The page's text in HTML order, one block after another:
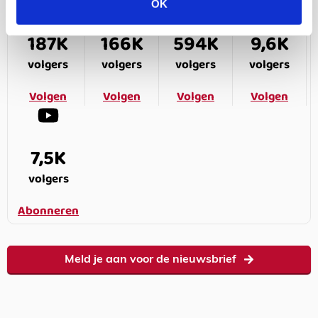
OK
187K
volgers
Volgen
166K
volgers
Volgen
594K
volgers
Volgen
9,6K
volgers
Volgen
7,5K
volgers
Abonneren
Meld je aan voor de nieuwsbrief